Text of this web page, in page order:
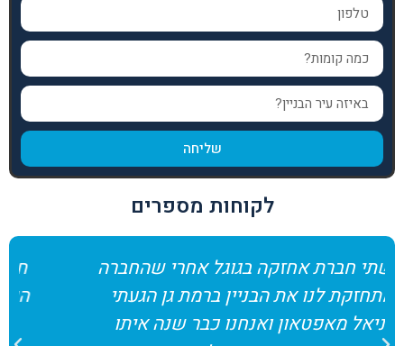
שליחה
לקוחות מספרים
חיפשנו מישהו שיעשה לנו סדר בבניין,
הגעתי לדניאל מחברת אפטאון שפשוט
סידרו עניינים שאנחנו כבר שנים לא